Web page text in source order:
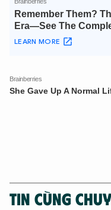
TIN CÙNG
Hãy hỏi tôi